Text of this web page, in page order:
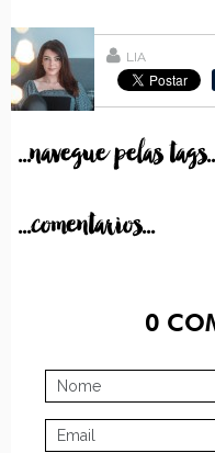
LIA
...navegue pelas
...comentarios...
0